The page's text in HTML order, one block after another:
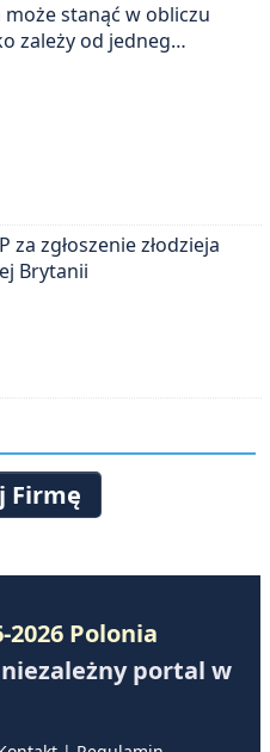
stanąć w obliczu
zależy od jedneg…
za zgłoszenie złodzieja
Brytanii
Firmę
2026 Polonia
portal w